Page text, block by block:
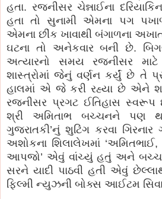
હતા. રજનીસર ચેન્નાઈના
હતા તો સુનામી એમના પગ
એમના છીંક ખાવાથી બંગાળના
ઘટના તો અનેકવાર બની છે.
અત્યારનો સમય રજનીસર
શાસ્ત્રોમાં જેનું વર્ણન કર્યું છે તે
હાલમાં એ જે કરી રહ્યા છે એને
રજનીસર પ્રગટ ઈતિહાસ
શ્રી અમિતાભ બચ્ચનને પણ
ગુજરાતકી’નું શુટિંગ કરવા
અશોકના શિલાલેખમાં ‘અમિતભાઈ,
આપજો’ એવું વાંચ્યું હતું અને
સરને યાદી પાઠવી હતી એવું
ફિલ્મી ન્યુઝની બોક્સ આઈટમ